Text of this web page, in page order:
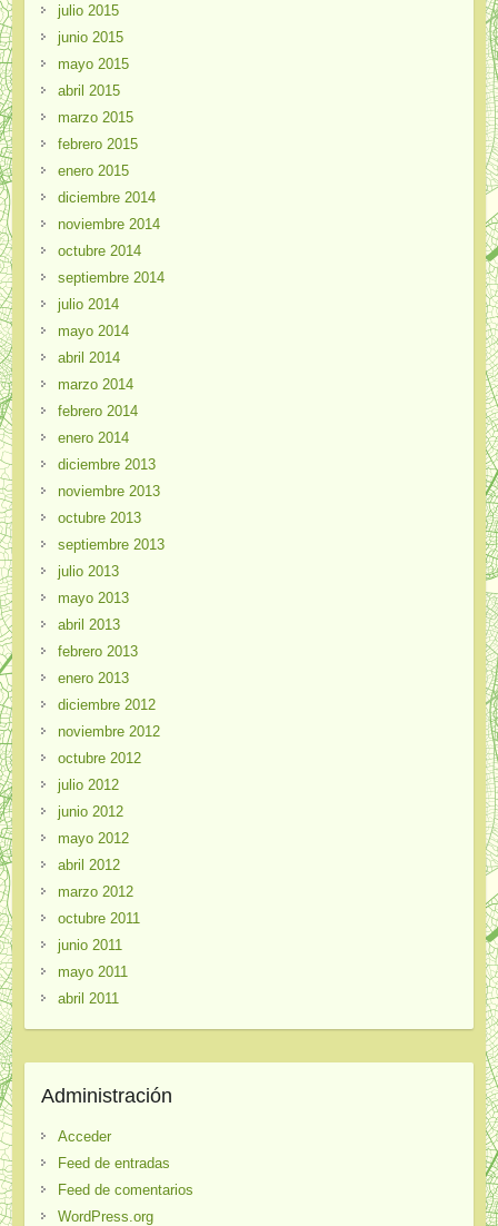
julio 2015
junio 2015
mayo 2015
abril 2015
marzo 2015
febrero 2015
enero 2015
diciembre 2014
noviembre 2014
octubre 2014
septiembre 2014
julio 2014
mayo 2014
abril 2014
marzo 2014
febrero 2014
enero 2014
diciembre 2013
noviembre 2013
octubre 2013
septiembre 2013
julio 2013
mayo 2013
abril 2013
febrero 2013
enero 2013
diciembre 2012
noviembre 2012
octubre 2012
julio 2012
junio 2012
mayo 2012
abril 2012
marzo 2012
octubre 2011
junio 2011
mayo 2011
abril 2011
Administración
Acceder
Feed de entradas
Feed de comentarios
WordPress.org